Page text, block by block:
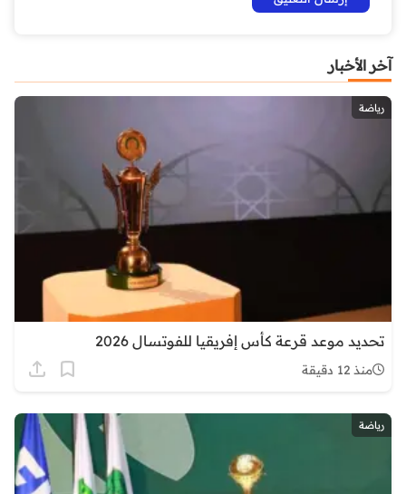
آخر الأخبار
رياضة
تحديد موعد قرعة كأس إفريقيا للفوتسال 2026
منذ 12 دقيقة
رياضة